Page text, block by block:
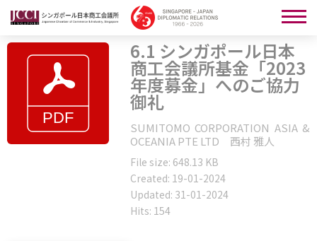
6.1 シンガポール日本
商工会議所基金「2023
年度募金」へのご協力
御礼
SUMITOMO CORPORATION ASIA &
OCEANIA PTE LTD 西村 雅人
File size: 648.13 KB
Created: 19-01-2024
Updated: 31-01-2024
Hits: 154